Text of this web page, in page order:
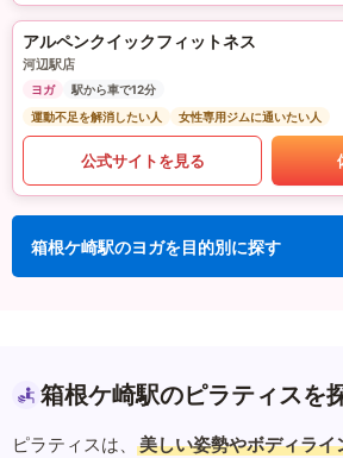
アルペンクイックフィットネス
河辺駅店
ヨガ
駅から車で12分
運動不足を解消したい人
女性専用ジムに通いたい人
公式サイトを見る
箱根ケ崎駅のヨガを目的別に探す
箱根ケ崎駅のピラティスを
ピラティスは、 美しい姿勢やボディライ